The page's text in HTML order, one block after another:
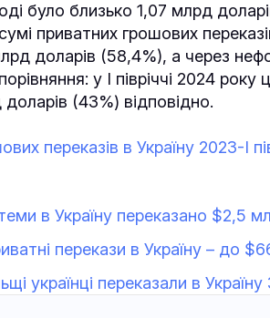
було близько 1,07 млрд
приватних грошових
доларів (58,4%), а через
у І півріччі 2024 року
(43%) відповідно.
переказів в Україну 2023-І
в Україну переказано $2,5
перекази в Україну – до
українці переказали в